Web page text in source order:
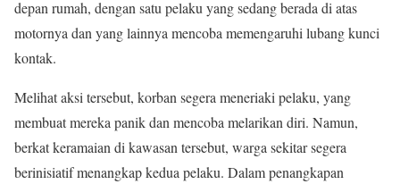
depan rumah, dengan satu pelaku yang sedang berada di atas
motornya dan yang lainnya mencoba memengaruhi lubang kunci
kontak.
Melihat aksi tersebut, korban segera meneriaki pelaku, yang
membuat mereka panik dan mencoba melarikan diri. Namun,
berkat keramaian di kawasan tersebut, warga sekitar segera
berinisiatif menangkap kedua pelaku. Dalam penangkapan